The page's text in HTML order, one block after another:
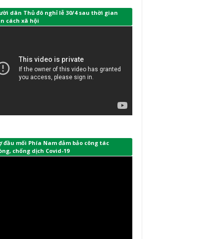
dân Thủ đô nghỉ lễ 30/4 sau thời gian
cách xã hội
đầu mối Phía Nam đảm bảo công tác
chống dịch Covid-19